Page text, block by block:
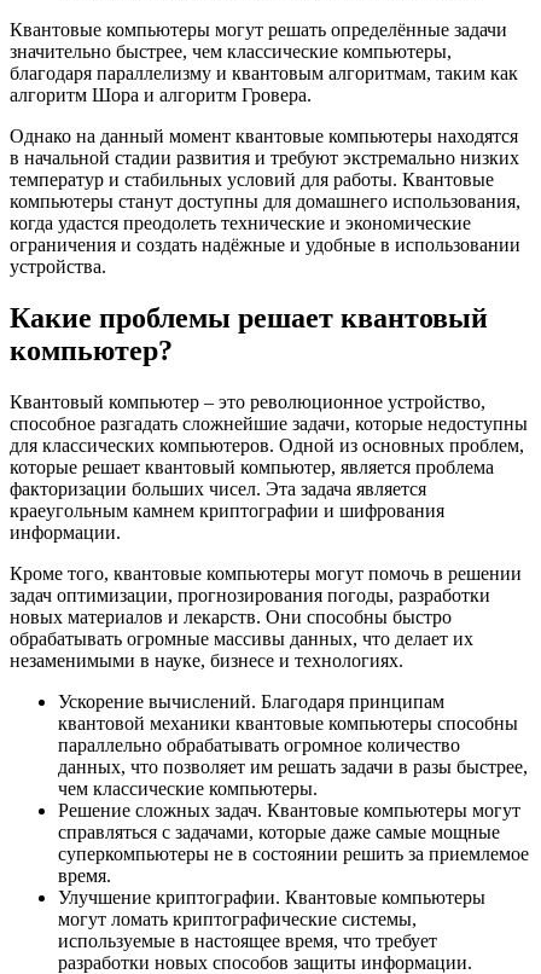
Квантовые компьютеры могут решать определённые задачи
значительно быстрее, чем классические компьютеры,
благодаря параллелизму и квантовым алгоритмам, таким как
алгоритм Шора и алгоритм Гровера.
Однако на данный момент квантовые компьютеры находятся
в начальной стадии развития и требуют экстремально низких
температур и стабильных условий для работы. Квантовые
компьютеры станут доступны для домашнего использования,
когда удастся преодолеть технические и экономические
ограничения и создать надёжные и удобные в использовании
устройства.
Какие проблемы решает квантовый
компьютер?
Квантовый компьютер – это революционное устройство,
способное разгадать сложнейшие задачи, которые недоступны
для классических компьютеров. Одной из основных проблем,
которые решает квантовый компьютер, является проблема
факторизации больших чисел. Эта задача является
краеугольным камнем криптографии и шифрования
информации.
Кроме того, квантовые компьютеры могут помочь в решении
задач оптимизации, прогнозирования погоды, разработки
новых материалов и лекарств. Они способны быстро
обрабатывать огромные массивы данных, что делает их
незаменимыми в науке, бизнесе и технологиях.
Ускорение вычислений. Благодаря принципам
квантовой механики квантовые компьютеры способны
параллельно обрабатывать огромное количество
данных, что позволяет им решать задачи в разы быстрее,
чем классические компьютеры.
Решение сложных задач. Квантовые компьютеры могут
справляться с задачами, которые даже самые мощные
суперкомпьютеры не в состоянии решить за приемлемое
время.
Улучшение криптографии. Квантовые компьютеры
могут ломать криптографические системы,
используемые в настоящее время, что требует
разработки новых способов защиты информации.